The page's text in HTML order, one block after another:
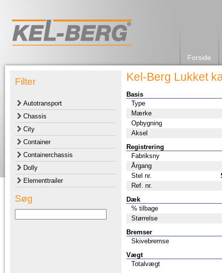
Forside
Filter
Autotransport
Chassis
City
Container
Containerchassis
Dolly
Elementtrailer
Søg
Kel-Berg Lukket
Basis
Type
Mærke
Opbygning
Aksel
Registrering
Fabriksny
Årgang
Stel nr.
Ref. nr.
Dæk
% tilbage
Størrelse
Bremser
Skivebremse
Vægt
Totalvægt